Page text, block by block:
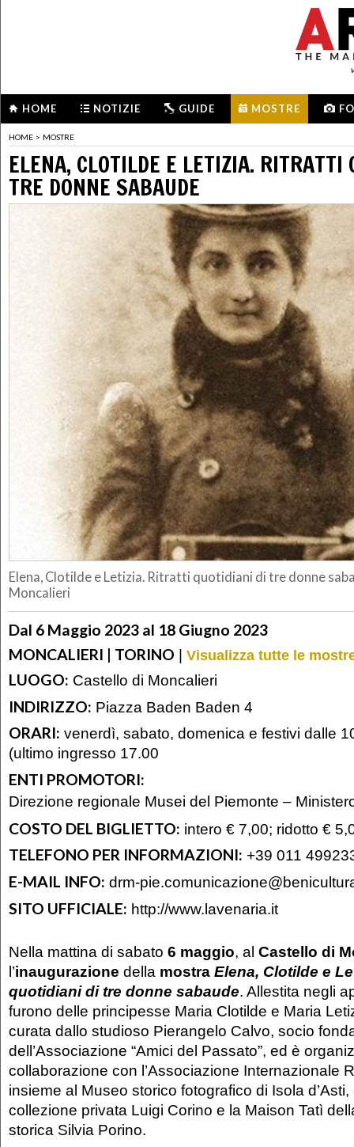
HOME NOTIZIE GUIDE MOSTRE
HOME > MOSTRE
ELENA, CLOTILDE E LETIZIA. RITRATTI
TRE DONNE SABAUDE
Elena, Clotilde e Letizia. Ritratti quotidiani di tre donne
Moncalieri
Dal 6 Maggio 2023 al 18 Giugno 2023
MONCALIERI | TORINO | Visualizza tutte le
LUOGO: Castello di Moncalieri
INDIRIZZO: Piazza Baden Baden 4
ORARI: venerdì, sabato, domenica e festivi dalle
(ultimo ingresso 17.00
ENTI PROMOTORI:
Direzione regionale Musei del Piemonte –
COSTO DEL BIGLIETTO: intero € 7,00; ridotto €
TELEFONO PER INFORMAZIONI: +39 011
E-MAIL INFO: drm-
SITO UFFICIALE: http://www.lavenaria.it
Nella mattina di sabato 6 maggio, al Castello di
l’inaugurazione della mostra Elena, Clotilde e
quotidiani di tre donne sabaude. Allestita negli
furono delle principesse Maria Clotilde e Maria
curata dallo studioso Pierangelo Calvo, socio
dell’Associazione “Amici del Passato”, ed è
collaborazione con l’Associazione Internazionale
insieme al Museo storico fotografico di Isola
collezione privata Luigi Corino e la Maison Tatì
storica Silvia Porino.